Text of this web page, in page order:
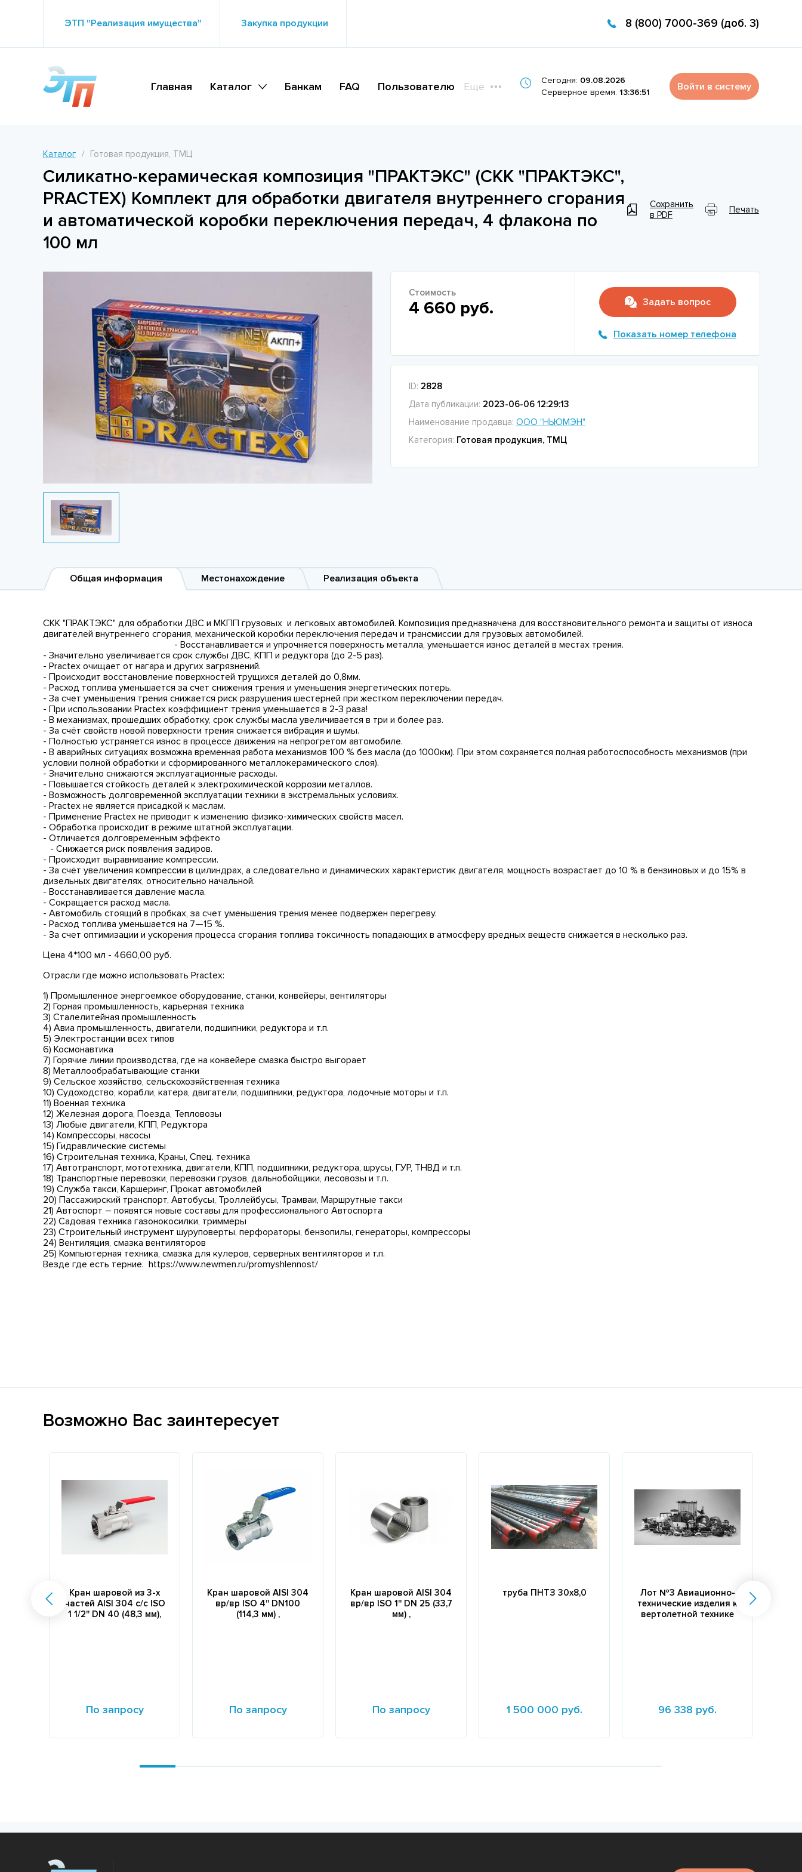
ЭТП "Реализация имущества" Закупка продукции 8 (800) 7000-369 (доб. 3)
Главная Каталог Банкам FAQ Пользователю Еще Сегодня: 09.08.2026
Серверное время:13:36:51 Войти в систему
Каталог Готовая продукция, ТМЦ
Силикатно-керамическая композиция "ПРАКТЭКС" (СКК "ПРАКТЭКС",
PRACTEX) Комплект для обработки двигателя внутреннего сгорания
и автоматической коробки переключения передач, 4 флакона по
100 мл
Сохранить
в PDF
Печать
Стоимость
4 660 руб. Задать вопрос
Показать номер телефона
ID: 2828
Дата публикации: 2023-06-06 12:29:13
Наименование продавца: ООО "НЬЮМЭН"
Категория: Готовая продукция, ТМЦ
Общая информация Местонахождение Реализация объекта
СКК "ПРАКТЭКС" для обработки ДВС и МКПП грузовых и легковых автомобилей. Композиция предназначена для восстановительного ремонта и защиты от износа
двигателей внутреннего сгорания, механической коробки переключения передач и трансмиссии для грузовых автомобилей.
- Восстанавливается и упрочняется поверхность металла, уменьшается износ деталей в местах трения.
- Значительно увеличивается срок службы ДВС, КПП и редуктора (до 2-5 раз).
- Practex очищает от нагара и других загрязнений.
- Происходит восстановление поверхностей трущихся деталей до 0,8мм.
- Расход топлива уменьшается за счет снижения трения и уменьшения энергетических потерь.
- За счет уменьшения трения снижается риск разрушения шестерней при жестком переключении передач.
- При использовании Practex коэффициент трения уменьшается в 2-3 раза!
- В механизмах, прошедших обработку, срок службы масла увеличивается в три и более раз.
- За счёт свойств новой поверхности трения снижается вибрация и шумы.
- Полностью устраняется износ в процессе движения на непрогретом автомобиле.
- В аварийных ситуациях возможна временная работа механизмов 100 % без масла (до 1000км). При этом сохраняется полная работоспособность механизмов (при
условии полной обработки и сформированного металлокерамического слоя).
- Значительно снижаются эксплуатационные расходы.
- Повышается стойкость деталей к электрохимической коррозии металлов.
- Возможность долговременной эксплуатации техники в экстремальных условиях.
- Practex не является присадкой к маслам.
- Применение Practex нe приводит к изменению физико-химических свойств масел.
- Обработка происходит в режиме штатной эксплуатации.
- Отличается долговременным эффекто
- Снижается риск появления задиров.
- Происходит выравнивание компрессии.
- За счёт увеличения компрессии в цилиндрах, а следовательно и динамических характеристик двигателя, мощность возрастает до 10 % в бензиновых и до 15% в
дизельных двигателях, относительно начальной.
- Восстанавливается давление масла.
- Сокращается расход масла.
- Автомобиль стоящий в пробках, за счет уменьшения трения менее подвержен перегреву.
- Расход топлива уменьшается на 7—15 %.
- За счет оптимизации и ускорения процесса сгорания топлива токсичность попадающих в атмосферу вредных веществ снижается в несколько раз.
Цена 4*100 мл - 4660,00 руб.
Отрасли где можно использовать Practex:
1) Промышленное энергоемкое оборудование, станки, конвейеры, вентиляторы
2) Горная промышленность, карьерная техника
3) Сталелитейная промышленность
4) Авиа промышленность, двигатели, подшипники, редуктора и т.п.
5) Электростанции всех типов
6) Космонавтика
7) Горячие линии производства, где на конвейере смазка быстро выгорает
8) Металлообрабатывающие станки
9) Сельское хозяйство, сельскохозяйственная техника
10) Судоходство, корабли, катера, двигатели, подшипники, редуктора, лодочные моторы и т.п.
11) Военная техника
12) Железная дорога, Поезда, Тепловозы
13) Любые двигатели, КПП, Редуктора
14) Компрессоры, насосы
15) Гидравлические системы
16) Строительная техника, Краны, Спец. техника
17) Автотранспорт, мототехника, двигатели, КПП, подшипники, редуктора, шрусы, ГУР, ТНВД и т.п.
18) Транспортные перевозки, перевозки грузов, дальнобойщики, лесовозы и т.п.
19) Служба такси, Каршеринг, Прокат автомобилей
20) Пассажирский транспорт, Автобусы, Троллейбусы, Трамваи, Маршрутные такси
21) Автоспорт – появятся новые составы для профессионального Автоспорта
22) Садовая техника газонокосилки, триммеры
23) Строительный инструмент шуруповерты, перфораторы, бензопилы, генераторы, компрессоры
24) Вентиляция, смазка вентиляторов
25) Компьютерная техника, смазка для кулеров, серверных вентиляторов и т.п.
Везде где есть терние. https://www.newmen.ru/promyshlennost/
Возможно Вас заинтересует
Кран шаровой из 3-х
частей AISI 304 с/с ISO
1 1/2'' DN 40 (48,3 мм),
По запросу
Кран шаровой AISI 304
вр/вр ISO 4'' DN100
(114,3 мм) ,
По запросу
Кран шаровой AISI 304
вр/вр ISO 1'' DN 25 (33,7
мм) ,
По запросу
труба ПНТЗ 30х8,0
1 500 000 руб.
Лот №3 Авиационно-
технические изделия к
вертолетной технике
96 338 руб.